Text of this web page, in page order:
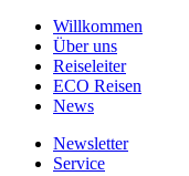
Willkommen
Über uns
Reiseleiter
ECO Reisen
News
Newsletter
Service